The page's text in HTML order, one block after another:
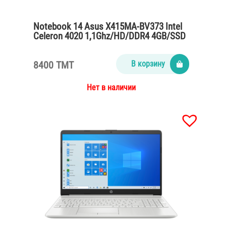
Notebook 14 Asus X415MA-BV373 Intel
Celeron 4020 1,1Ghz/HD/DDR4 4GB/SSD
8400 TMT В корзину
Нет в наличии